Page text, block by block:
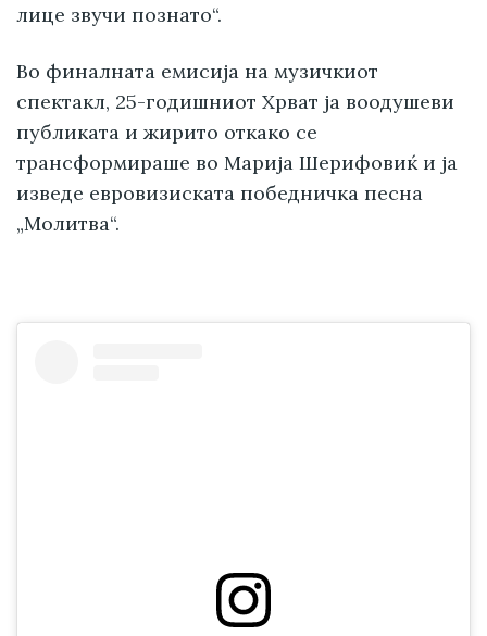
лице звучи познато“.
Во финалната емисија на музичкиот
спектакл, 25-годишниот Хрват ја воодушеви
публиката и жирито откако се
трансформираше во Марија Шерифовиќ и ја
изведе евровизиската победничка песна
„Молитва“.